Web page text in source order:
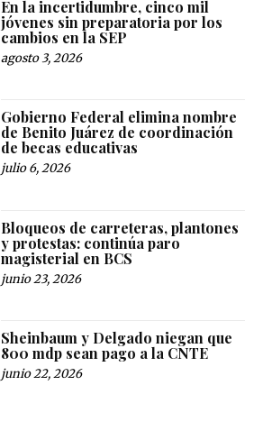
En la incertidumbre, cinco mil
jóvenes sin preparatoria por los
cambios en la SEP
agosto 3, 2026
Gobierno Federal elimina nombre
de Benito Juárez de coordinación
de becas educativas
julio 6, 2026
Bloqueos de carreteras, plantones
y protestas: continúa paro
magisterial en BCS
junio 23, 2026
Sheinbaum y Delgado niegan que
800 mdp sean pago a la CNTE
junio 22, 2026